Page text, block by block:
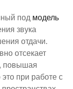
под модель
звука
отдачи.
отсекает
повышая
при работе с